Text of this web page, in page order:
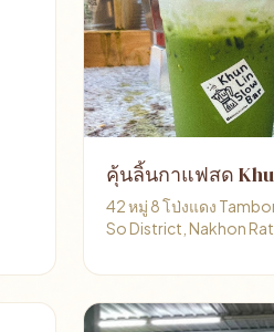
คุ้นลิ้นกาแฟสด
42 หมู่ 8 โป่งแดง
So District, Nakhon